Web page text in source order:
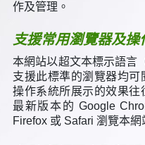
作及管理。
支援常用瀏覽器及操
本網站以超文本標示語言
支援此標準的瀏覽器均
操作系統所展示的效果往
最新版本的Google
Firefox 或 Safari 瀏覽本網